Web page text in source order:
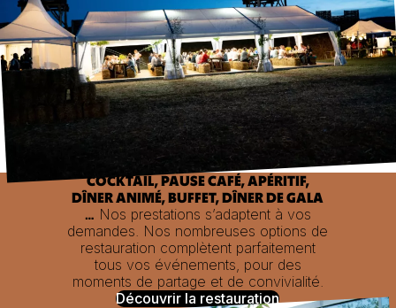
COCKTAIL, PAUSE CAFÉ, APÉRITIF,
DÎNER ANIMÉ, BUFFET, DÎNER DE GALA
… Nos prestations s’adaptent à vos
demandes. Nos nombreuses options de
restauration complètent parfaitement
tous vos événements, pour des
moments de partage et de convivialité.
Découvrir la restauration